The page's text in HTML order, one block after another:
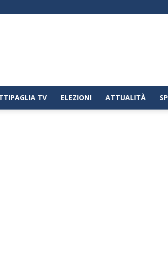
TV ELEZIONI ATTUALITÀ